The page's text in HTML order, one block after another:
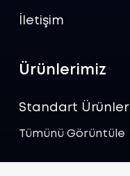
İletişim
Ürünlerimiz
Standart Ürünler
Tümünü Görüntüle